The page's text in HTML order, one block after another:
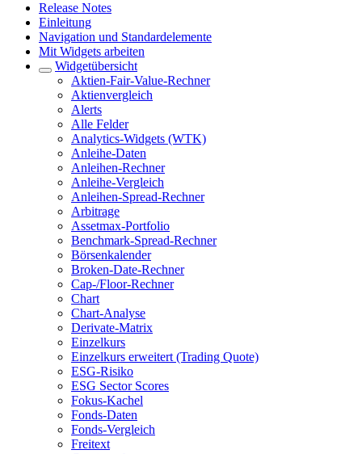
Release Notes
Einleitung
Navigation und Standardelemente
Mit Widgets arbeiten
Widgetübersicht
Aktien-Fair-Value-Rechner
Aktienvergleich
Alerts
Alle Felder
Analytics-Widgets (WTK)
Anleihe-Daten
Anleihen-Rechner
Anleihe-Vergleich
Anleihen-Spread-Rechner
Arbitrage
Assetmax-Portfolio
Benchmark-Spread-Rechner
Börsenkalender
Broken-Date-Rechner
Cap-/Floor-Rechner
Chart
Chart-Analyse
Derivate-Matrix
Einzelkurs
Einzelkurs erweitert (Trading Quote)
ESG-Risiko
ESG Sector Scores
Fokus-Kachel
Fonds-Daten
Fonds-Vergleich
Freitext